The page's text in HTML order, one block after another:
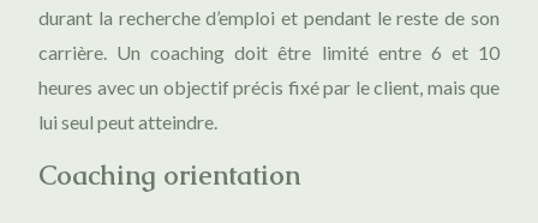
durant la recherche d’emploi et pendant le reste de son
carrière. Un coaching doit être limité entre 6 et 10
heures avec un objectif précis fixé par le client, mais que
lui seul peut atteindre.
Coaching orientation